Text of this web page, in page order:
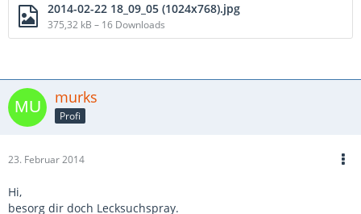
2014-02-22 18_09_05 (1024x768).jpg
375,32 kB – 16 Downloads
murks
Profi
23. Februar 2014
Hi,
besorg dir doch Lecksuchspray.